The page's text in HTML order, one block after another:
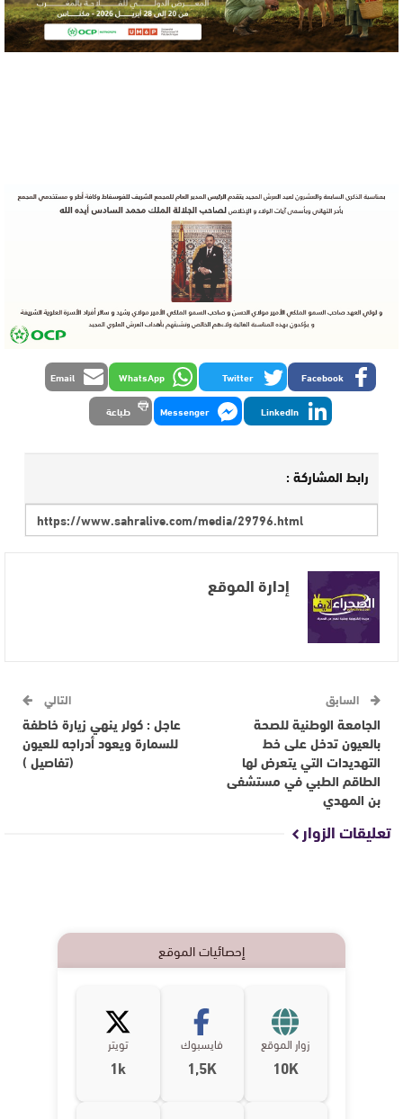
Facebook
Twitter
WhatsApp
Email
LinkedIn
Messenger طباعة
رابط المشاركة :
إدارة الموقع
السابق
الجامعة الوطنية للصحة
بالعيون تدخل على خط
التهديدات التي يتعرض لها
الطاقم الطبي في مستشفى
بن المهدي
التالي
عاجل : كولر ينهي زيارة خاطفة
للسمارة ويعود أدراجه للعيون
(تفاصيل )
تعليقات الزوار
إحصائيات الموقع
زوار الموقع
10K
فايسبوك
1,5K
تويتر
1k